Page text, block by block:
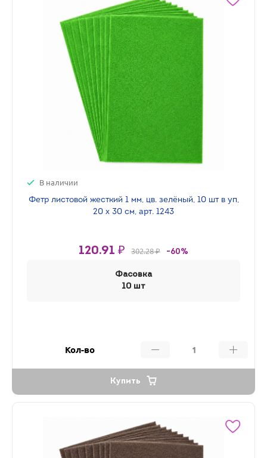
В наличии
Фетр листовой жесткий 1 мм, цв. зелёный, 10 шт в уп,
20 х 30 см, арт. 1243
120.91 ₽ 302.28 ₽ -60%
Фасовка
10 шт
Кол-во
Купить